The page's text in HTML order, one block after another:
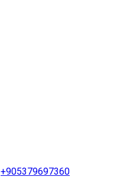
+905379697360